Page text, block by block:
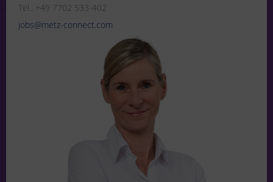
Tel.: +49 7702 533-402
jobs@metz-connect.com